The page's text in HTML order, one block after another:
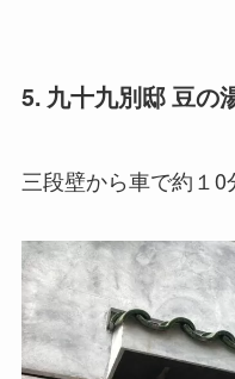
5. 九十九別邸 豆の
三段壁から車で約１0